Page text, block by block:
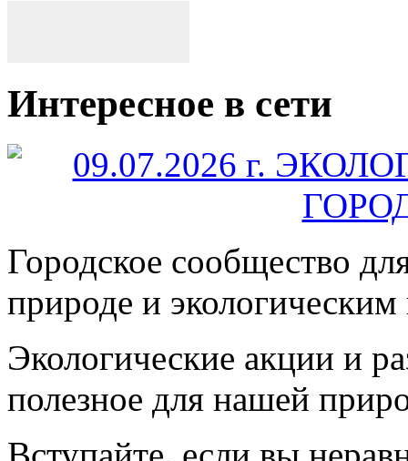
Интересное в сети
Городское сообщество
природе и
Экологические акции и
полезное для нашей